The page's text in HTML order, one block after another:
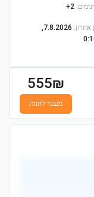
:
2+
אחרון:
7.8.2026,
555₪
מעבר לחנות